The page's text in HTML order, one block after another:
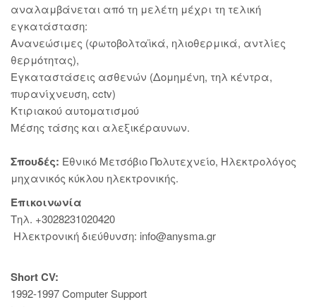
αναλαμβάνεται από τη μελέτη μέχρι τη τελική
εγκατάσταση:
Ανανεώσιμες (φωτοβολταϊκά, ηλιοθερμικά, αντλίες
θερμότητας),
Εγκαταστάσεις ασθενών (Δομημένη, τηλ κέντρα,
πυρανίχνευση, cctv)
Κτιριακού αυτοματισμού
Μέσης τάσης και αλεξικέραυνων.
Σπουδές: Εθνικό Μετσόβιο Πολυτεχνείο, Ηλεκτρολόγος
μηχανικός κύκλου ηλεκτρονικής.
Επικοινωνία
Τηλ. +3028231020420
Hλεκτρονική διεύθυνση: info@anysma.gr
Short CV:
1992-1997 Computer Support